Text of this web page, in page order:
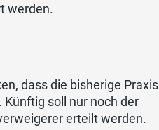
werden.
dass die bisherige Praxis
soll nur noch der
erteilt werden.